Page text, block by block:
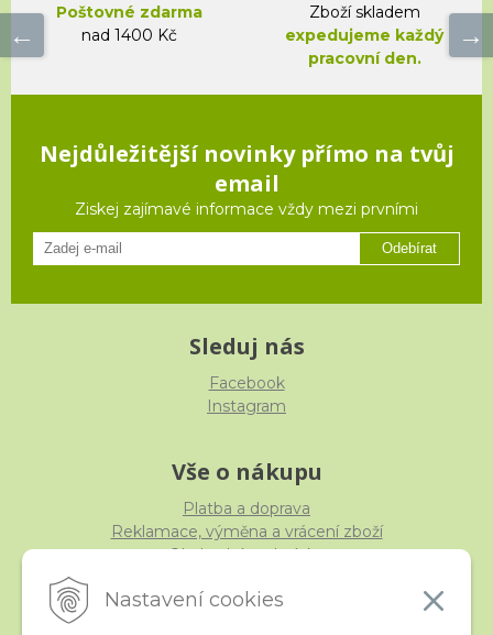
Nastavení cookies
Poštovné zdarma
nad 1400 Kč
Zboží skladem
expedujeme každý
pracovní den.
Nejdůležitější novinky přímo na tvůj
email
Ziskej zajímavé informace vždy mezi prvními
Odebírat
Sleduj nás
Facebook
Instagram
Vše o nákupu
Platba a doprava
Reklamace, výměna a vrácení zboží
Obchodní podmínky